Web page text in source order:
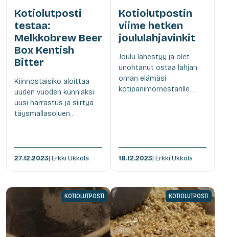
Kotiolutposti
testaa:
Melkkobrew Beer
Box Kentish
Bitter
Kiinnostaisiko aloittaa
uuden vuoden kunniaksi
uusi harrastus ja siirtyä
täysmallasoluen...
27.12.2023| Erkki Ukkola
Kotiolutpostin
viime hetken
joululahjavinkit
Joulu lähestyy ja olet
unohtanut ostaa lahjan
oman elämäsi
kotipanimomestarille...
18.12.2023| Erkki Ukkola
KOTIOLUTPOSTI KOTIOLUTPOSTI